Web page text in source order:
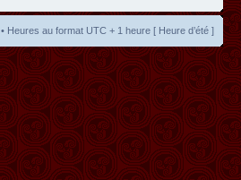
• Heures au format UTC + 1 heure [ Heure d’été ]